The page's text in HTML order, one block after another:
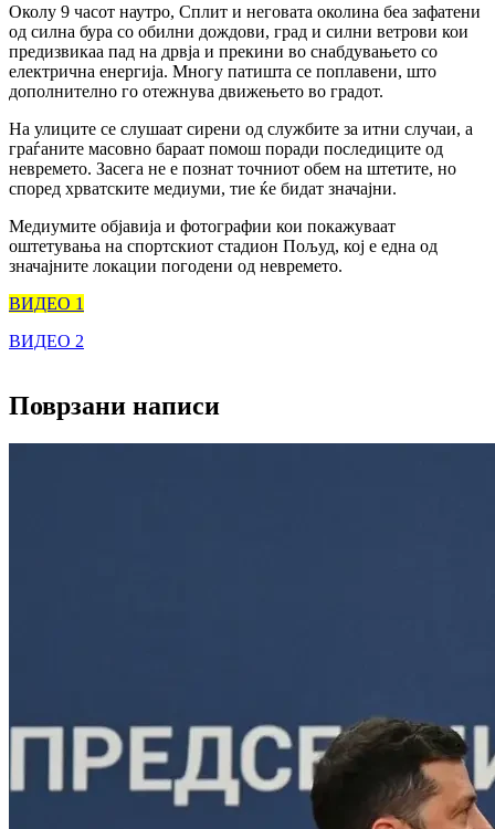
Околу 9 часот наутро, Сплит и неговата околина беа зафатени
од силна бура со обилни дождови, град и силни ветрови кои
предизвикаа пад на дрвја и прекини во снабдувањето со
електрична енергија. Многу патишта се поплавени, што
дополнително го отежнува движењето во градот.
На улиците се слушаат сирени од службите за итни случаи, а
граѓаните масовно бараат помош поради последиците од
невремето. Засега не е познат точниот обем на штетите, но
според хрватските медиуми, тие ќе бидат значајни.
Медиумите објавија и фотографии кои покажуваат
оштетувања на спортскиот стадион Пољуд, кој е една од
значајните локации погодени од невремето.
ВИДЕО 1
ВИДЕО 2
Поврзани написи